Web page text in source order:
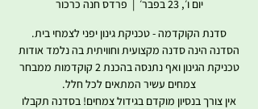
יום ו׳, 23 בפבר׳
  |
פרדס חנה כרכור
הסדנה הינה סדנה מקצועית וחוויתית בה נלמד אודות
טכניקת הגינון ואף נתנסה בהכנת 2 קוקדמות ממבחר
אין צורך בנסיון מוקדם בגידול צמחים! בסדנה תקבלו